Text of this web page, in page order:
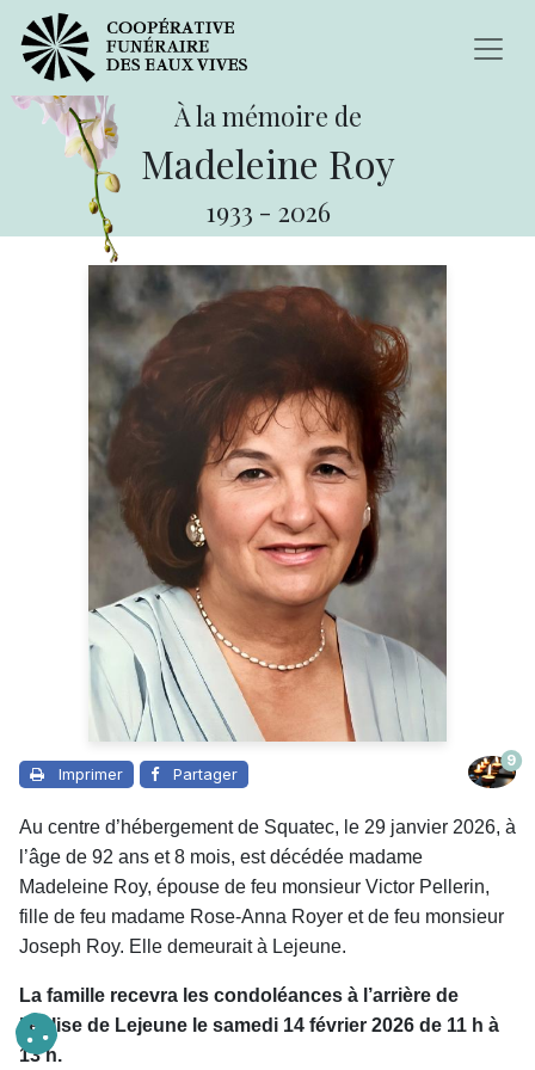
À la mémoire de
Madeleine Roy
1933 - 2026
Imprimer Partager
9
Au centre d’hébergement de Squatec, le 29 janvier 2026, à
l’âge de 92 ans et 8 mois, est décédée madame
Madeleine Roy, épouse de feu monsieur Victor Pellerin,
fille de feu madame Rose-Anna Royer et de feu monsieur
Joseph Roy. Elle demeurait à Lejeune.
La famille recevra les condoléances à l’arrière de
l’église de Lejeune le samedi 14 février 2026 de 11 h à
13 h.